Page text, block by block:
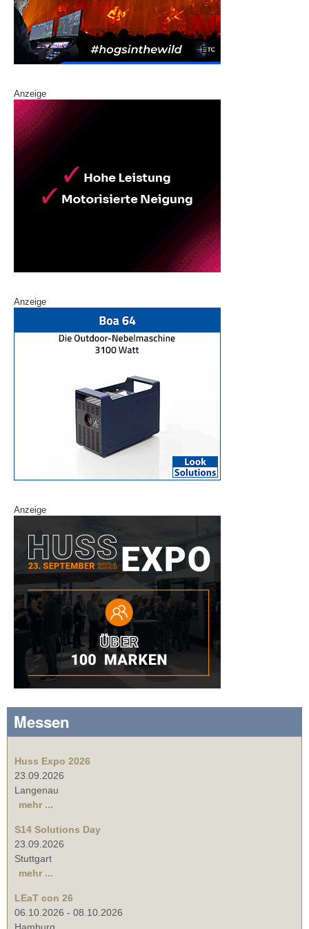
Anzeige
Anzeige
Anzeige
Messen
Huss Expo 2026
23.09.2026
Langenau
mehr ...
S14 Solutions Day
23.09.2026
Stuttgart
mehr ...
LEaT con 26
06.10.2026 - 08.10.2026